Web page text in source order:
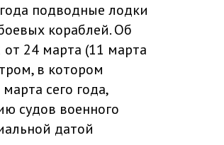
подводные лодки
кораблей. Об
24 марта (11 марта
в котором
сего года,
судов военного
датой